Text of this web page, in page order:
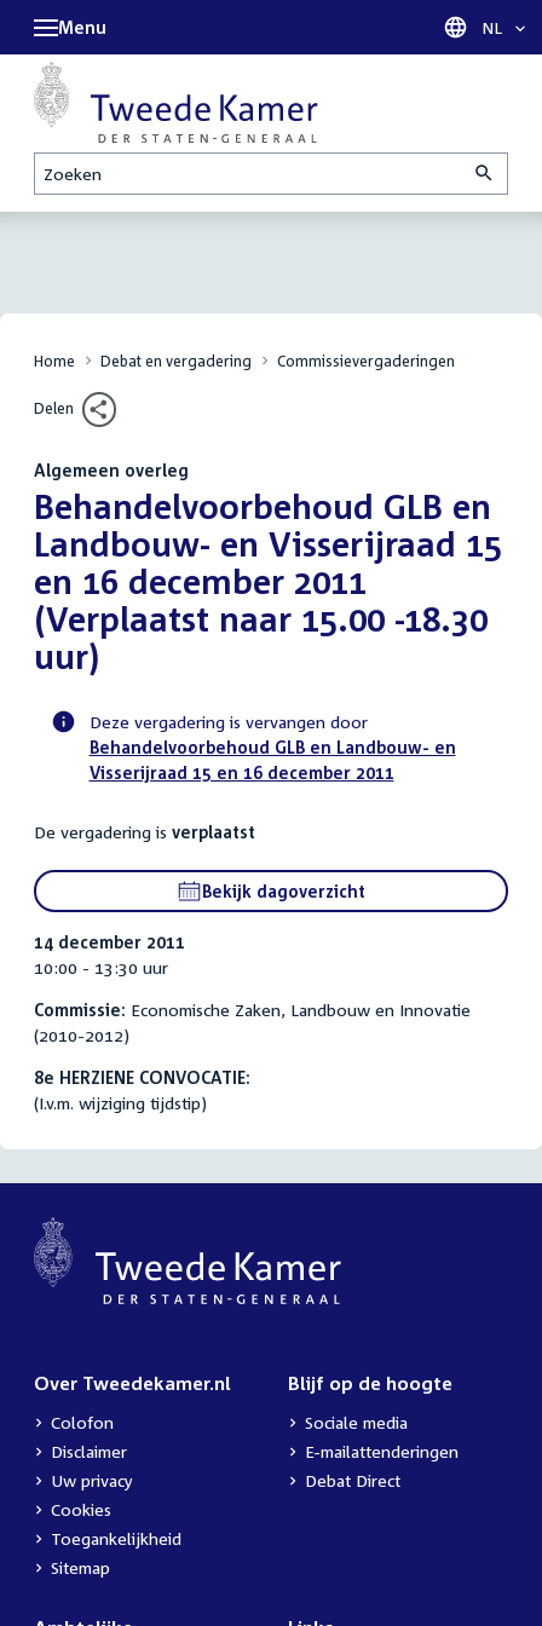
Zoeken
Menu Taal
NL
Home Debat en vergadering Commissievergaderingen
Delen
Algemeen overleg
:Behandelvoorbehoud GLB en
Landbouw- en Visserijraad 15
en 16 december 2011
(Verplaatst naar 15.00 -18.30
uur)
Voortgangsstatus
commissie
activiteit
Deze vergadering is vervangen door
Behandelvoorbehoud GLB en Landbouw- en
Visserijraad 15 en 16 december 2011
De vergadering is verplaatst
Bekijk dagoverzicht
14 december 2011
10:00 - 13:30 uur
Commissie: Economische Zaken, Landbouw en Innovatie
(2010-2012)
8e HERZIENE CONVOCATIE:
(I.v.m. wijziging tijdstip)
Over Tweedekamer.nl
Colofon
Disclaimer
Uw privacy
Cookies
Toegankelijkheid
Sitemap
Blijf op de hoogte
Sociale media
E-mailattenderingen
Debat Direct